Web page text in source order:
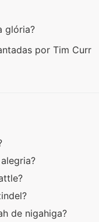
glória?
por Tim Curr
de nigahiga?